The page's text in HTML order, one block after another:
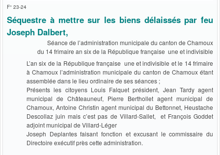
F° 23-24
Séquestre à mettre sur les biens délaissés par feu
Joseph Dalbert,
Séance de l’administration municipale du canton de Chamoux
du 14 frimaire an six de la République française une et indivisible
L’an six de la République française une et indivisible et le 14 frimaire
à Chamoux l’administration municipale du canton de Chamoux étant
assemblée dans le lieu ordinaire de ses séances ;
Présents les citoyens Louis Falquet président, Jean Tardy agent
municipal de Châteauneuf, Pierre Berthollet agent municipal de
Chamoux, Antoine Christin agent municipal du Bettonnet, Heustache
Descollaz juin mais c’est pas de Villard-Sallet, et François Goddet
adjoint municipal de Villard-Léger
Joseph Deplantes faisant fonction et excusant le commissaire du
Directoire exécutif près cette administration.